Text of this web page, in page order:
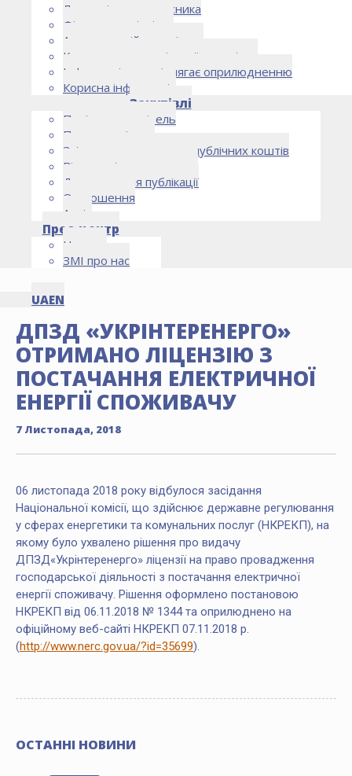
Лист очікувань власника
Фінансова звітність
Антикорупційна політика
Кодекс етики та ділової поведінки
Інформація, що підлягає оприлюдненню
Корисна інформація
Закупівлі
Політика закупівель
План закупівель
Звіт про використання публічних коштів
Відомості про договори
Договори для публікації
Оголошення
Архів
Прес-центр
Новини
ЗМІ про нас
UAEN
ДПЗД «УКРІНТЕРЕНЕРГО»
ОТРИМАНО ЛІЦЕНЗІЮ З
ПОСТАЧАННЯ ЕЛЕКТРИЧНОЇ
ЕНЕРГІЇ СПОЖИВАЧУ
7 Листопада, 2018
06 листопада 2018 року відбулося засідання
Національної комісії, що здійснює державне регулювання
у сферах енергетики та комунальних послуг (НКРЕКП), на
якому було ухвалено рішення про видачу
ДПЗД«Укрінтеренерго» ліцензії на право провадження
господарської діяльності з постачання електричної
енергії споживачу. Рішення оформлено постановою
НКРЕКП від 06.11.2018 № 1344 та оприлюднено на
офіційному веб-сайті НКРЕКП 07.11.2018 р.
(http://www.nerc.gov.ua/?id=35699).
ОСТАННІ НОВИНИ